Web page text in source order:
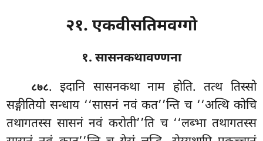
२१. एकवीसतिमवग्गो
१. सासनकथावण्णना
८७८. इदानि सासनकथा नाम होति. तत्थ तिस्सो
सङ्गीतियो सन्धाय ‘‘सासनं नवं कत’’न्ति च ‘‘अत्थि कोचि
तथागतस्स सासनं नवं करोती’’ति च ‘‘लब्भा तथागतस्स